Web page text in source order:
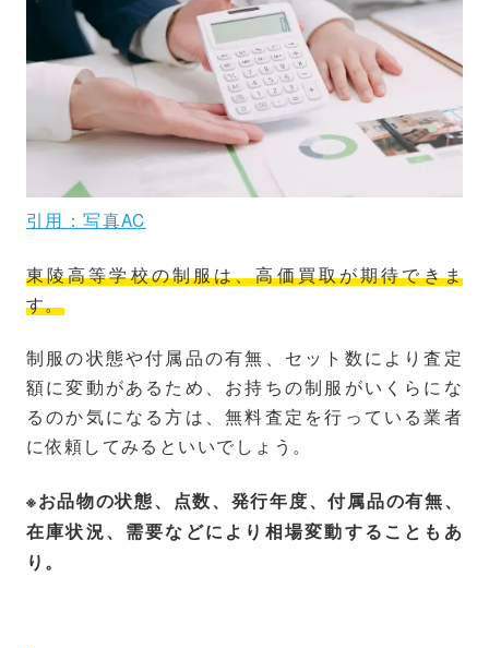
引用：写真AC
東陵高等学校の制服は、高価買取が期待できま
す。
制服の状態や付属品の有無、セット数により査定
額に変動があるため、お持ちの制服がいくらにな
るのか気になる方は、無料査定を行っている業者
に依頼してみるといいでしょう。
※お品物の状態、点数、発行年度、付属品の有無、
在庫状況、需要などにより相場変動することもあ
り。